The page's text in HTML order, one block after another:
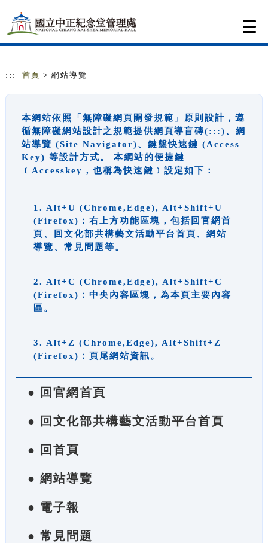
::: 首頁 > 網站導覽
本網站依照「無障礙網頁開發規範」原則設計，遵
循無障礙網站設計之規範提供網頁導盲磚(:::)、網
站導覽 (Site Navigator)、鍵盤快速鍵 (Access
Key) 等設計方式。 本網站的便捷鍵
﹝Accesskey，也稱為快速鍵﹞設定如下：
1. Alt+U (Chrome,Edge), Alt+Shift+U
(Firefox)：右上方功能區塊，包括回官網首
頁、回文化部共構藝文活動平台首頁、網站
導覽、常見問題等。
2. Alt+C (Chrome,Edge), Alt+Shift+C
(Firefox)：中央內容區塊，為本頁主要內容
區。
3. Alt+Z (Chrome,Edge), Alt+Shift+Z
(Firefox)：頁尾網站資訊。
● 回官網首頁
● 回文化部共構藝文活動平台首頁
● 回首頁
● 網站導覽
● 電子報
● 常見問題